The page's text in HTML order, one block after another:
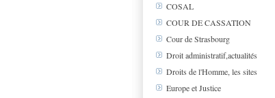
COSAL
COUR DE CASSATION
Cour de Strasbourg
Droit administratif,actualités
Droits de l'Homme, les sites
Europe et Justice